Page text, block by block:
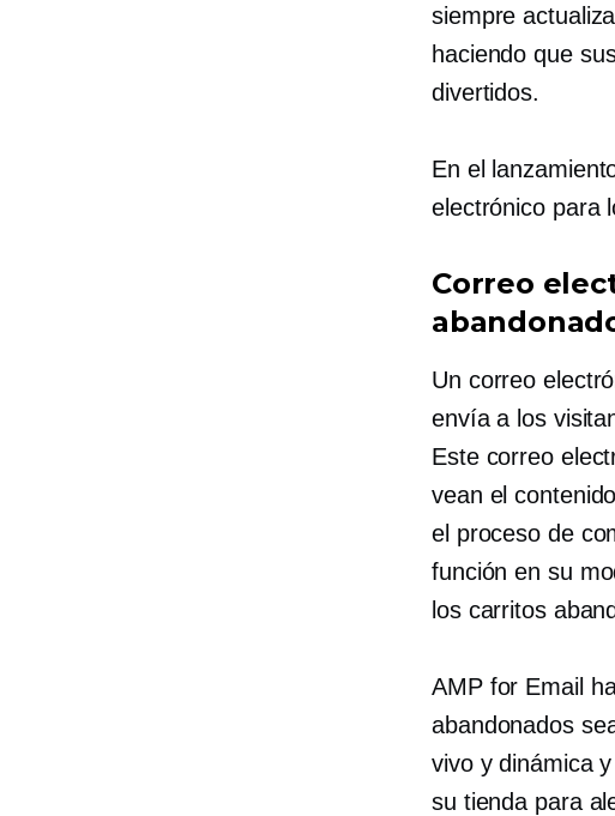
siempre
haciendo que
divertidos.
En el
electrónico para
Correo
Un correo
envía a los
Este correo
vean el
el proceso de
función en su
los carritos
AMP for Email
abandonados
vivo y dinámica
su tienda para